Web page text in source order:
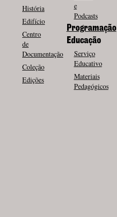
História
Edifício
Centro
de
Documentação
Coleção
Edições
e
Podcasts
Programação
Educação
Serviço
Educativo
Materiais
Pedagógicos